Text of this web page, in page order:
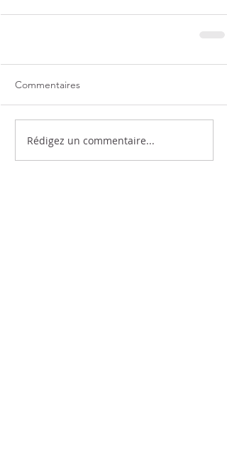
Commentaires
Rédigez un commentaire...